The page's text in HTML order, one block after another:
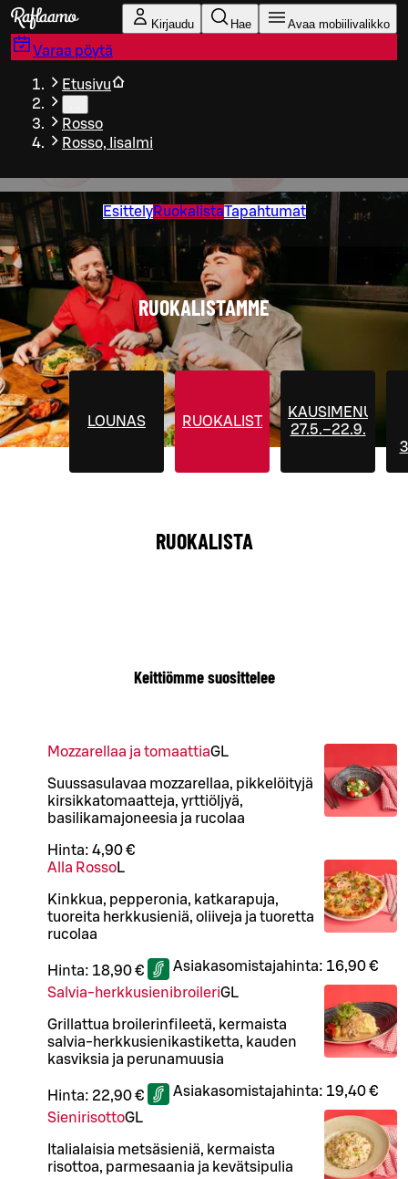
Siirry pääsisältöön
Kirjaudu Hae Avaa mobiilivalikko
Varaa pöytä
Etusivu
Rosso
Rosso, Iisalmi
EsittelyRuokalistaTapahtumat
RUOKALISTAMME
LOUNAS RUOKALISTA
KAUSIMENUT
27.5.–22.9.
RUOKALISTA
Keittiömme suosittelee
Mozzarellaa ja tomaattiaGL
Suussasulavaa mozzarellaa, pikkelöityjä
kirsikkatomaatteja, yrttiöljyä,
basilikamajoneesia ja rucolaa
Hinta: 4,90 €
Alla RossoL
Kinkkua, pepperonia, katkarapuja,
tuoreita herkkusieniä, oliiveja ja tuoretta
rucolaa
Hinta: 18,90 € Asiakasomistajahinta: 16,90 €
Salvia-herkkusienibroileriGL
Grillattua broilerinfileetä, kermaista
salvia-herkkusienikastiketta, kauden
kasviksia ja perunamuusia
Hinta: 22,90 € Asiakasomistajahinta: 19,40 €
SienirisottoGL
Italialaisia metsäsieniä, kermaista
risottoa, parmesaania ja kevätsipulia